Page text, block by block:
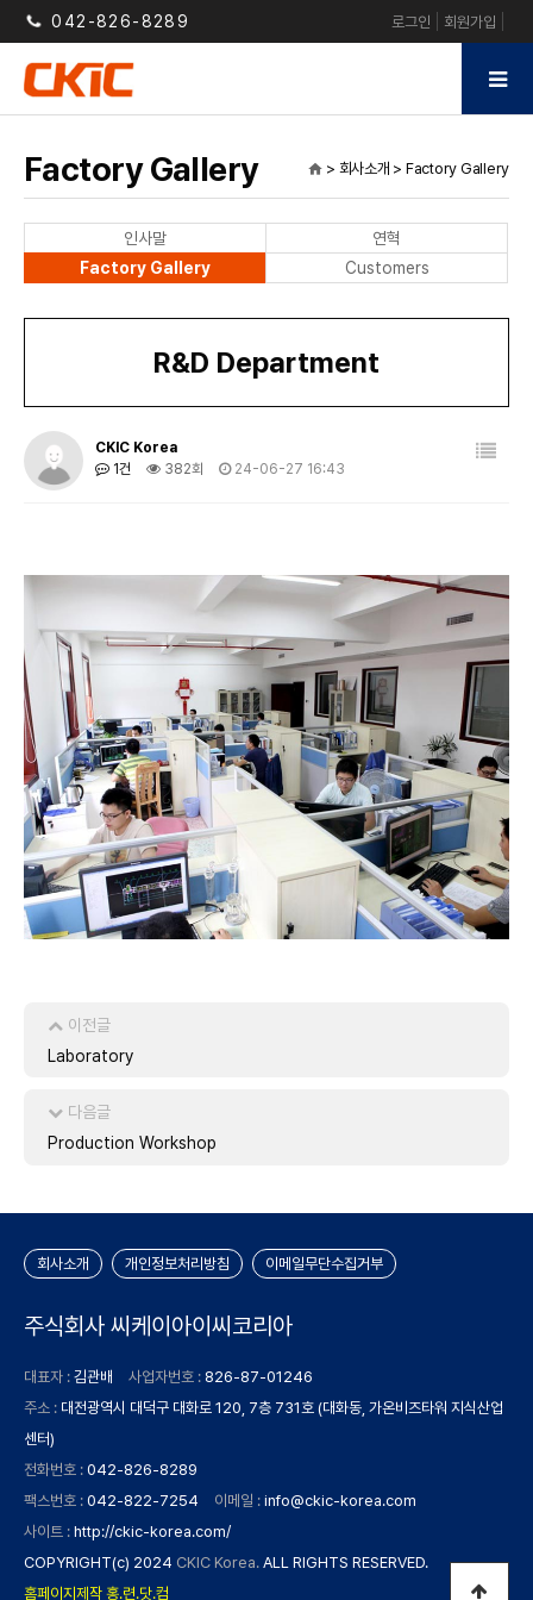
042-826-8289 로그인 회원가입
Factory Gallery home > 회사소개 > Factory Gallery
인사말
연혁
Factory Gallery
Customers
R&D Department
CKIC Korea
1건
382회 24-06-27 16:43
이전글
Laboratory
다음글
Production Workshop
회사소개 개인정보처리방침 이메일무단수집거부
주식회사 씨케이아이씨코리아
대표자 : 김관배 사업자번호 : 826-87-01246
주소 : 대전광역시 대덕구 대화로 120, 7층 731호 (대화동, 가온비즈타워 지식산업
센터)
전화번호 : 042-826-8289
팩스번호 : 042-822-7254 이메일 : info@ckic-korea.com
사이트 : http://ckic-korea.com/
COPYRIGHT(c) 2024 CKIC Korea. ALL RIGHTS RESERVED.
홈페이지제작 홍.련.닷.컴